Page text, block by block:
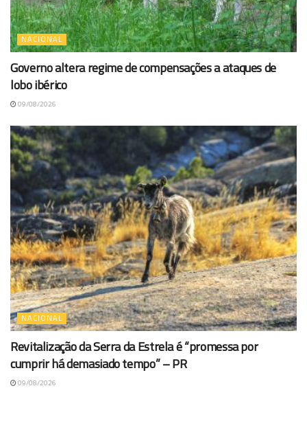
NACIONAL
Governo altera regime de compensações a ataques de
lobo ibérico
09/08/2026
NACIONAL
Revitalização da Serra da Estrela é “promessa por
cumprir há demasiado tempo” – PR
09/08/2026